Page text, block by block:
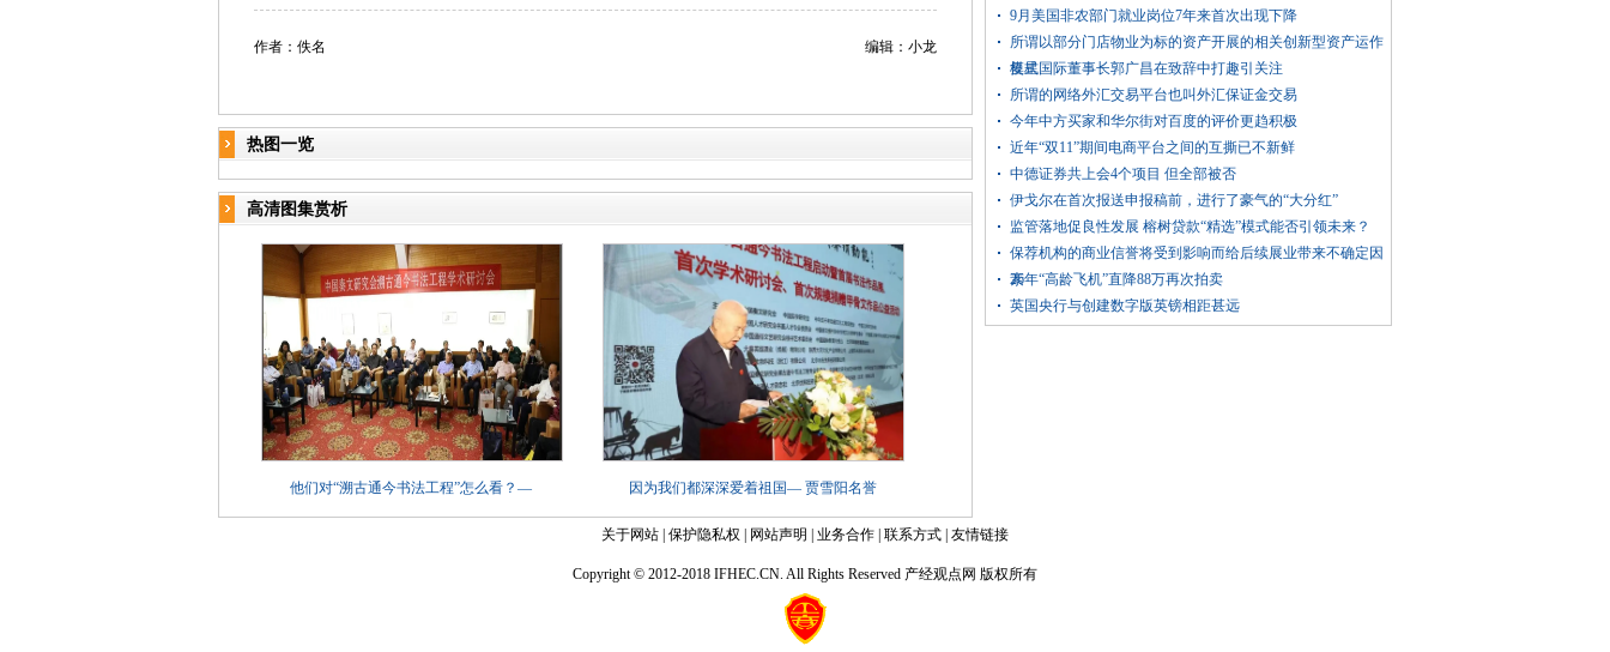
作者：佚名 编辑：小龙
热图一览
高清图集赏析
他们对“溯古通今书法工程”怎么看？— 因为我们都深深爱着祖国— 贾雪阳名誉
9月美国非农部门就业岗位7年来首次出现下降
所谓以部分门店物业为标的资产开展的相关创新型资产运作
模式
复星国际董事长郭广昌在致辞中打趣引关注
所谓的网络外汇交易平台也叫外汇保证金交易
今年中方买家和华尔街对百度的评价更趋积极
近年“双11”期间电商平台之间的互撕已不新鲜
中德证券共上会4个项目 但全部被否
伊戈尔在首次报送申报稿前，进行了豪气的“大分红”
监管落地促良性发展 榕树贷款“精选”模式能否引领未来？
保荐机构的商业信誉将受到影响而给后续展业带来不确定因
素
26年“高龄飞机”直降88万再次拍卖
英国央行与创建数字版英镑相距甚远
关于网站 保护隐私权 网站声明 业务合作 联系方式 友情链接
Copyright © 2012-2018 IFHEC.CN. All Rights Reserved 产经观点网 版权所有